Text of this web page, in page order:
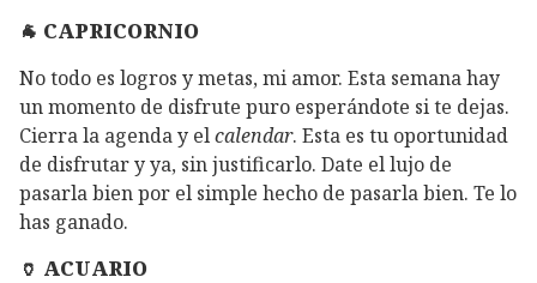
🐐 CAPRICORNIO
No todo es logros y metas, mi amor. Esta semana hay
un momento de disfrute puro esperándote si te dejas.
Cierra la agenda y elcalendar. Esta es tu oportunidad
de disfrutar y ya, sin justificarlo. Date el lujo de
pasarla bien por el simple hecho de pasarla bien. Te lo
has ganado.
🏺 ACUARIO